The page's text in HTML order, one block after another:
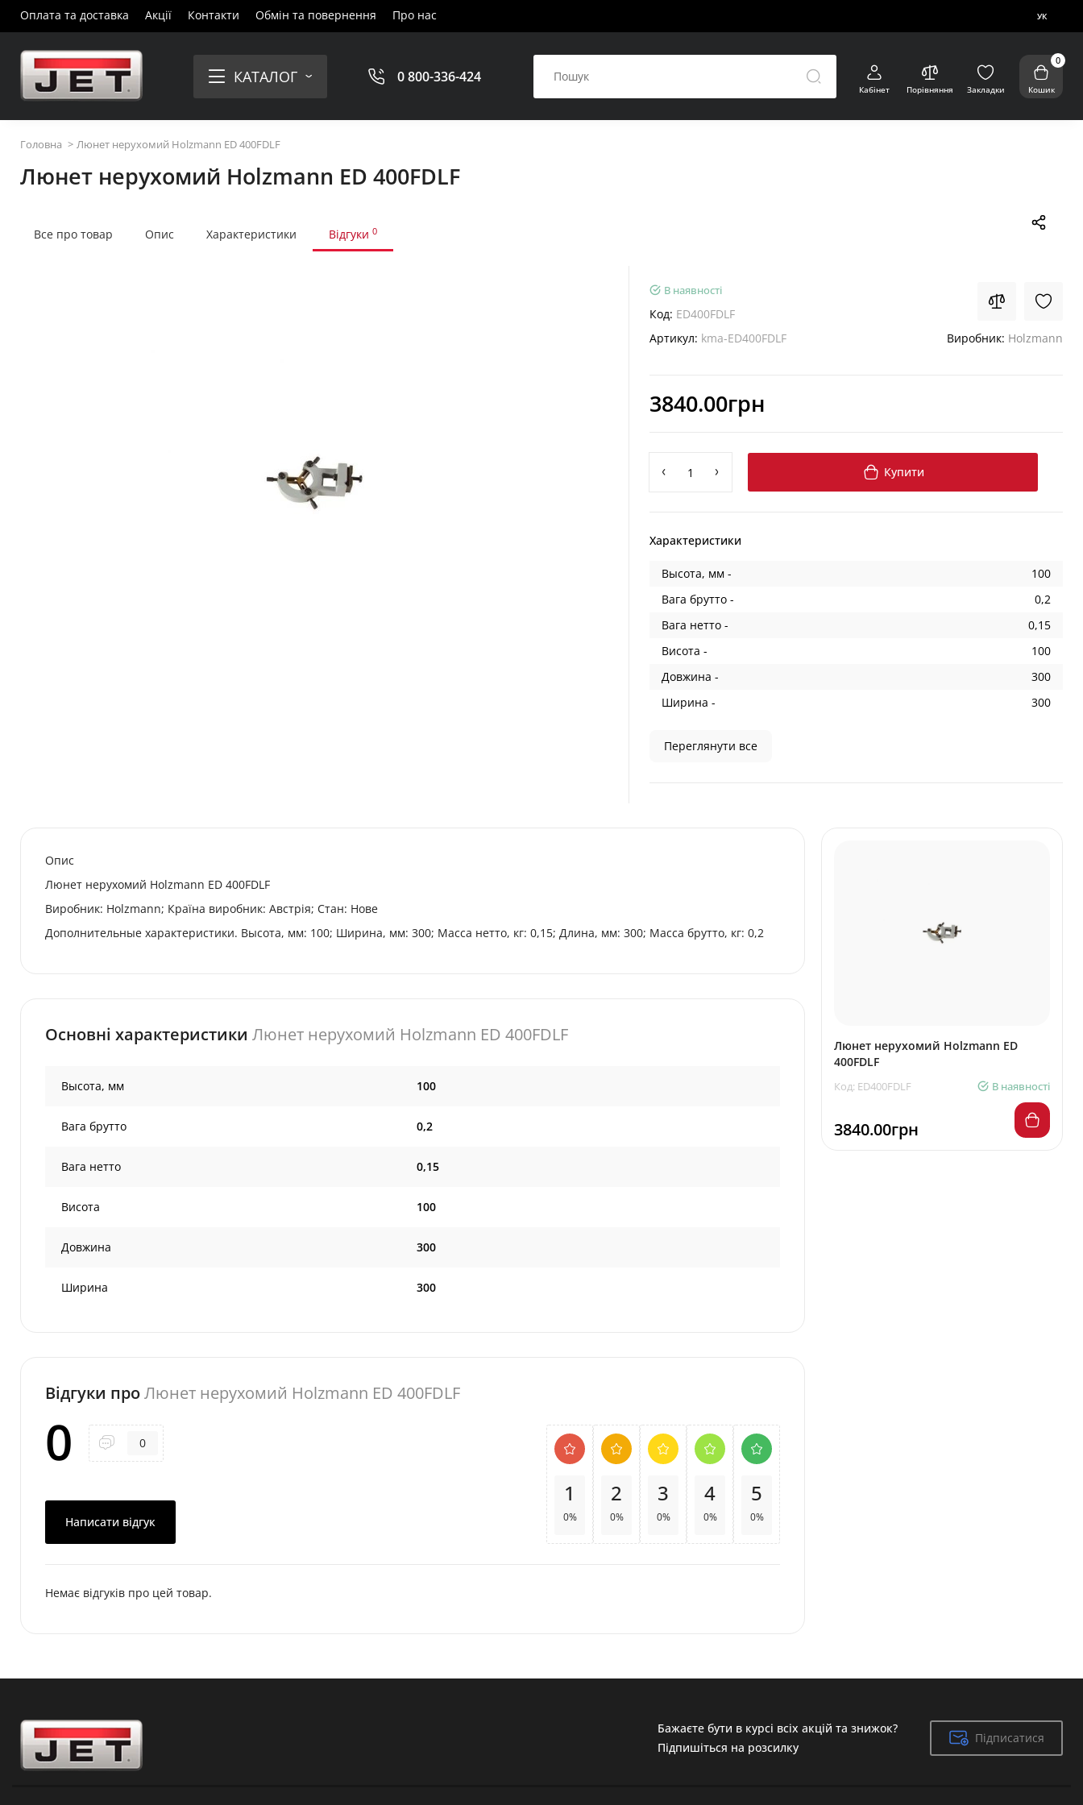
Оплата та доставка Акції Контакти Обмін та повернення Про нас УК
КАТАЛОГ 0 800-336-424
Кабінет Порівняння Закладки
0
Кошик
Головна Люнет нерухомий Holzmann ED 400FDLF
Люнет нерухомий Holzmann ED 400FDLF
Все про товар Опис Характеристики Відгуки 0
В наявності
Код: ED400FDLF
Артикул: kma-ED400FDLF Виробник: Holzmann
3840.00грн
Купити
Характеристики
Высота, мм -
100
Вага брутто -
0,2
Вага нетто -
0,15
Висота -
100
Довжина -
300
Ширина -
300
Переглянути все
Опис
Люнет нерухомий Holzmann ED 400FDLF
Виробник: Holzmann; Країна виробник: Австрія; Стан: Нове
Дополнительные характеристики. Высота, мм: 100; Ширина, мм: 300; Масса нетто, кг: 0,15; Длина, мм: 300; Масса брутто, кг: 0,2
Основні характеристики Люнет нерухомий Holzmann ED 400FDLF
Высота, мм 100
Вага брутто 0,2
Вага нетто 0,15
Висота 100
Довжина 300
Ширина 300
Відгуки проЛюнет нерухомий Holzmann ED 400FDLF
0 0
Написати відгук
1
0%
2
0%
3
0%
4
0%
5
0%
Немає відгуків про цей товар.
Люнет нерухомий Holzmann ED
400FDLF
Код: ED400FDLF В наявності
3840.00грн
Бажаєте бути в курсі всіх акцій та знижок?
Підпишіться на розсилку
Підписатися
Підписатися